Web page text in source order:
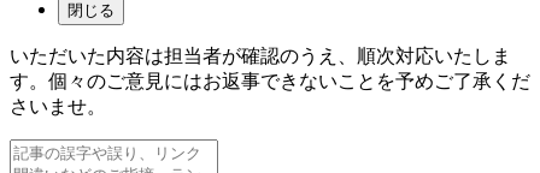
閉じる
いただいた内容は担当者が確認のうえ、順次対応いたしま
す。個々のご意見にはお返事できないことを予めご了承くだ
さいませ。